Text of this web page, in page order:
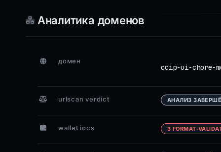
Аналитика доменов
домен
ccip-ui-chore-
urlscan verdict АНАЛИЗ
wallet iocs 3 FORMAT-